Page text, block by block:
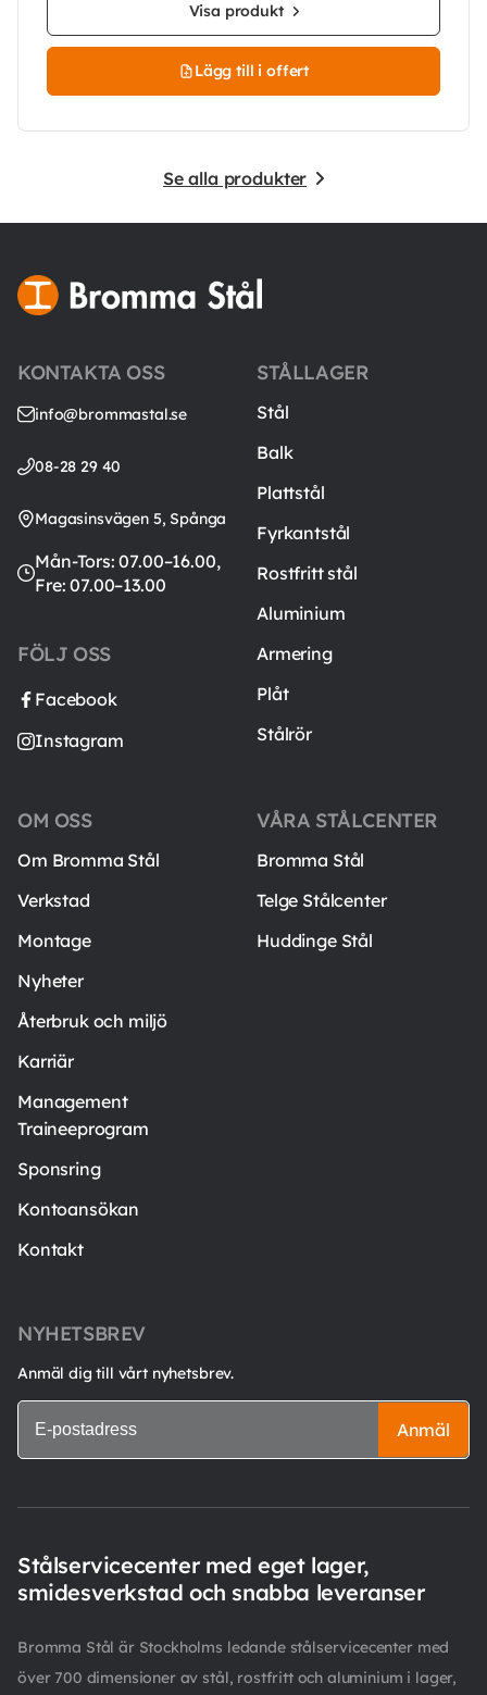
Visa produkt
Lägg till i offert
Se alla produkter
KONTAKTA OSS
info@brommastal.se
08-28 29 40
Magasinsvägen 5, Spånga
Mån-Tors: 07.00–16.00,
Fre: 07.00–13.00
FÖLJ OSS
Facebook
Instagram
STÅLLAGER
Stål
Balk
Plattstål
Fyrkantstål
Rostfritt stål
Aluminium
Armering
Plåt
Stålrör
VÅRA STÅLCENTER
Bromma Stål
Telge Stålcenter
Huddinge Stål
OM OSS
Om Bromma Stål
Verkstad
Montage
Nyheter
Återbruk och miljö
Karriär
Management
Traineeprogram
Sponsring
Kontoansökan
Kontakt
NYHETSBREV
Anmäl dig till vårt nyhetsbrev.
Anmäl
Stålservicecenter med eget lager,
smidesverkstad och snabba leveranser
Bromma Stål är Stockholms ledande stålservicecenter med
över 700 dimensioner av stål, rostfritt och aluminium i lager,